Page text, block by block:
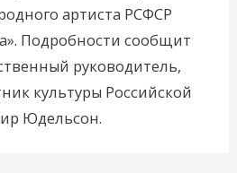
артиста РСФСР
Подробности сообщит
руководитель,
культуры Российской
Юдельсон.